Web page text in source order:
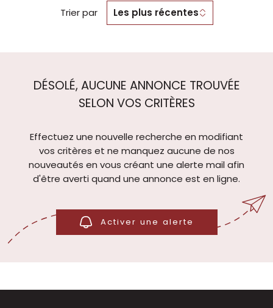
Trier par Les plus récentes
DÉSOLÉ, AUCUNE ANNONCE TROUVÉE
SELON VOS CRITÈRES
Effectuez une nouvelle recherche en modifiant
vos critères et ne manquez aucune de nos
nouveautés en vous créant une alerte mail afin
d'être averti quand une annonce est en ligne.
Activer une alerte